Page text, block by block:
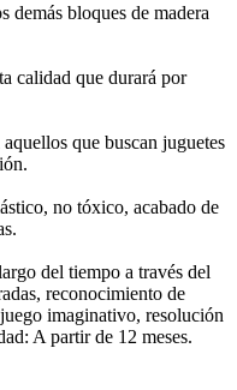
bloques de madera
calidad que durará por
que buscan juguetes
no tóxico, acabado de
del tiempo a través del
reconocimiento de
imaginativo, resolución
A partir de 12 meses.